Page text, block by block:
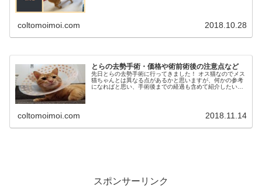
coltomoimoi.com 2018.10.28
とらの去勢手術・価格や術前術後の注意点など
先日とらの去勢手術に行ってきました！ オス猫なのでメス
猫ちゃんとは異なる点があるかと思いますが、何かの参考
になればと思い、手術後までの経過も含めて紹介したいと
coltomoimoi.com 2018.11.14
スポンサーリンク